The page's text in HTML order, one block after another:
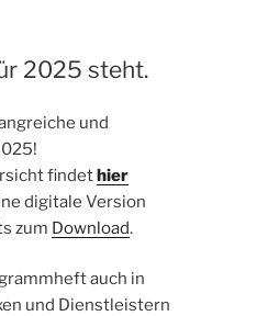
2025 steht.
und
findethier
digitale Version
zum Download.
auch in
und Dienstleistern